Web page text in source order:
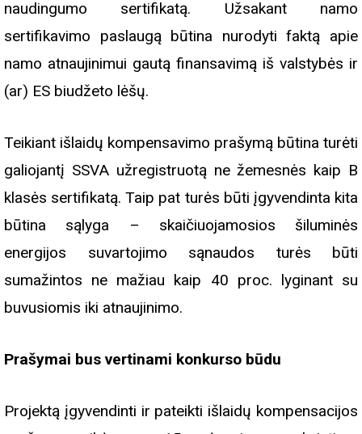
naudingumo sertifikatą. Užsakant namo
sertifikavimo paslaugą būtina nurodyti faktą apie
namo atnaujinimui gautą finansavimą iš valstybės ir
(ar) ES biudžeto lėšų.
Teikiant išlaidų kompensavimo prašymą būtina turėti
galiojantį SSVA užregistruotą ne žemesnės kaip B
klasės sertifikatą. Taip pat turės būti įgyvendinta kita
būtina sąlyga – skaičiuojamosios šiluminės
energijos suvartojimo sąnaudos turės būti
sumažintos ne mažiau kaip 40 proc. lyginant su
buvusiomis iki atnaujinimo.
Prašymai bus vertinami konkurso būdu
Projektą įgyvendinti ir pateikti išlaidų kompensacijos